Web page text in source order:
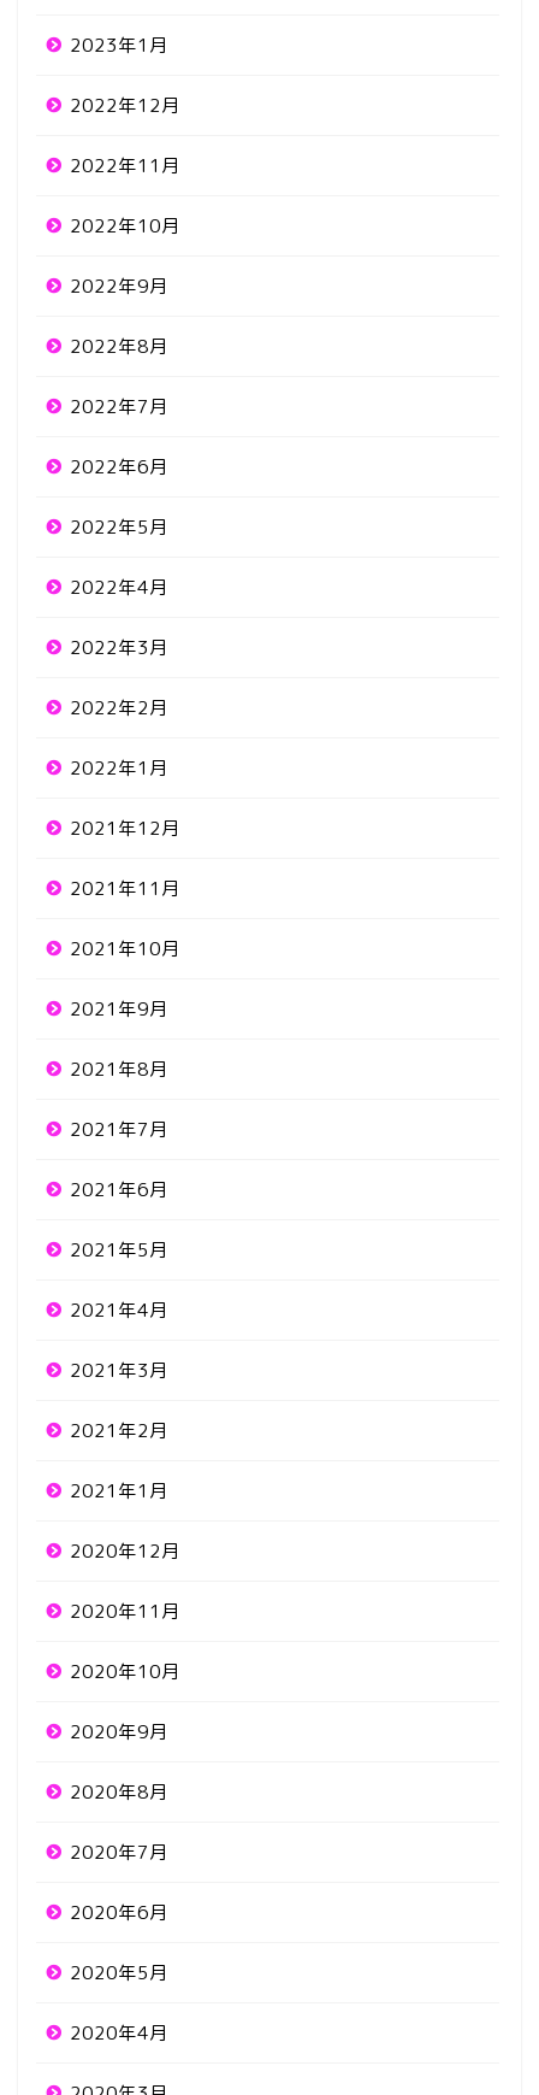
2023年1月
2022年12月
2022年11月
2022年10月
2022年9月
2022年8月
2022年7月
2022年6月
2022年5月
2022年4月
2022年3月
2022年2月
2022年1月
2021年12月
2021年11月
2021年10月
2021年9月
2021年8月
2021年7月
2021年6月
2021年5月
2021年4月
2021年3月
2021年2月
2021年1月
2020年12月
2020年11月
2020年10月
2020年9月
2020年8月
2020年7月
2020年6月
2020年5月
2020年4月